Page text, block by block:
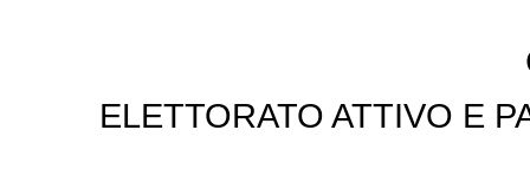
ELETTORATO ATTIVO E